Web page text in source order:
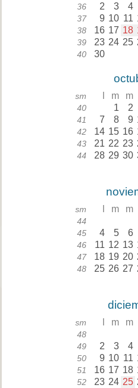
36 2 3 4
37 9 10 11
38 16 17 18
39 23 24 25
40 30
sm m m
40 1 2
41 7 8 9
42 14 15 16
43 21 22 23
44 28 29 30
sm m m
44
45 4 5 6
46 11 12 13
47 18 19 20
48 25 26 27
sm m m
48
49 2 3 4
50 9 10 11
51 16 17 18
52 23 24 25